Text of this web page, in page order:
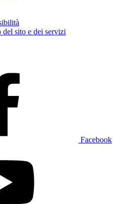
sito e dei servizi
Facebook